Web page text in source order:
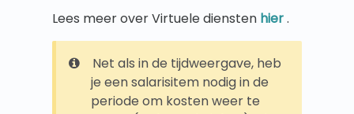
Lees meer over Virtuele diensten hier.
Net als in de tijdweergave, heb
je een salarisitem nodig in de
periode om kosten weer te